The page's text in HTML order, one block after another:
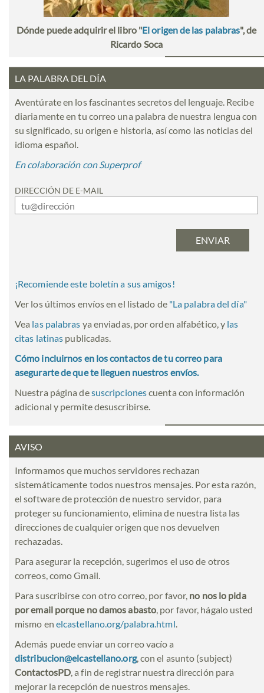
Dónde puede adquirir el libro "El origen de las palabras", de
Ricardo Soca
LA PALABRA DEL DÍA
Aventúrate en los fascinantes secretos del lenguaje. Recibe
diariamente en tu correo una palabra de nuestra lengua con
su significado, su origen e historia, así como las noticias del
idioma español.
En colaboración con Superprof
DIRECCIÓN DE E-MAIL
¡Recomiende este boletín a sus amigos!
Ver los últimos envíos en el listado de "La palabra del día"
Vea las palabras ya enviadas, por orden alfabético, y las
citas latinas publicadas.
Cómo incluirnos en los contactos de tu correo para
asegurarte de que te lleguen nuestros envíos.
Nuestra página desuscripcionescuenta con información
adicional y permite desuscribirse.
AVISO
Informamos que muchos servidores rechazan
sistemáticamente todos nuestros mensajes. Por esta razón,
el software de protección de nuestro servidor, para
proteger su funcionamiento, elimina de nuestra lista las
direcciones de cualquier origen que nos devuelven
rechazadas.
Para asegurar la recepción, sugerimos el uso de otros
correos, como Gmail.
Para suscribirse con otro correo, por favor, no nos lo pida
por email porque no damos abasto, por favor, hágalo usted
mismo en elcastellano.org/palabra.html.
Además puede enviar un correo vacío a
distribucion@elcastellano.org, con el asunto (subject)
ContactosPD, a fin de registrar nuestra dirección para
mejorar la recepción de nuestros mensajes.